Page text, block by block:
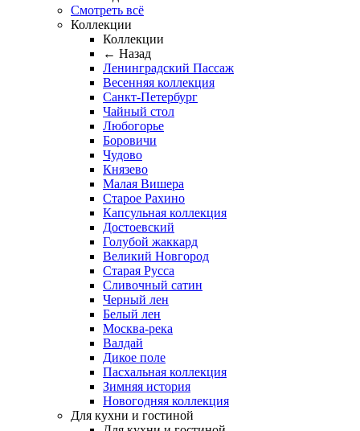
Смотреть всё
Коллекции
Коллекции
← Назад
Ленинградский Пассаж
Весенняя коллекция
Санкт-Петербург
Чайный стол
Любогорье
Боровичи
Чудово
Князево
Малая Вишера
Старое Рахино
Капсульная коллекция
Достоевский
Голубой жаккард
Великий Новгород
Старая Русса
Сливочный сатин
Черный лен
Белый лен
Москва-река
Валдай
Дикое поле
Пасхальная коллекция
Зимняя история
Новогодняя коллекция
Для кухни и гостиной